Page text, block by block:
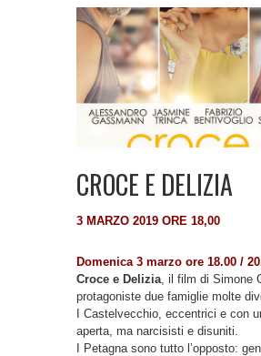
CROCE E DELIZIA
3 MARZO 2019 ORE 18,00
Domenica 3 marzo ore 18.00 /
Croce e Delizia , il film di Simone
protagoniste due famiglie molte
I Castelvecchio, eccentrici e con
aperta, ma narcisisti e disuniti.
I Petagna sono tutto l’opposto: